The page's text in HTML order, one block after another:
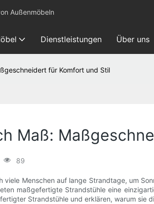
Außenmöbeln
Dienstleistungen Über uns
für Komfort und Stil
Maß:
89
viele Menschen auf lange Strandtage, um
maßgefertigte Strandstühle eine
Strandstühle und erklären, warum sie